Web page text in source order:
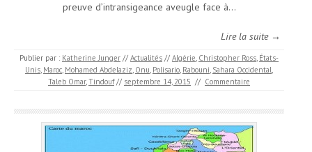
preuve d’intransigeance aveugle face à…
Lire la suite →
Publier par : Katherine Junger // Actualités // Algérie, Christopher Ross, États-
Unis, Maroc, Mohamed Abdelaziz, Onu, Polisario, Rabouni, Sahara Occidental,
Taleb Omar,Tindouf // septembre 14, 2015 // Commentaire